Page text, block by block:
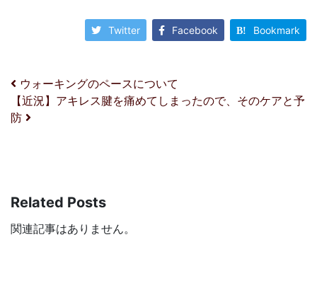
Twitter Facebook Bookmark
投稿ナビゲーション
ウォーキングのペースについて
【近況】アキレス腱を痛めてしまったので、そのケアと予
防
Related Posts
関連記事はありません。